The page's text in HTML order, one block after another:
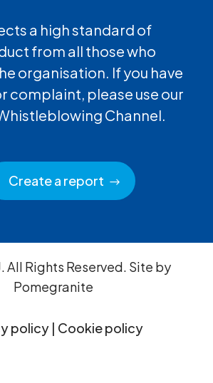
a high standard of
from all those who
organisation. If you have
complaint, please use our
Channel.
Create a report
All Rights Reserved. Site by
Pomegranite
policy | Cookie policy